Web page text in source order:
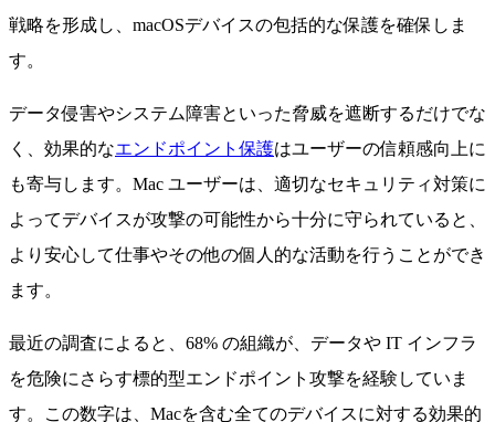
戦略を形成し、macOSデバイスの包括的な保護を確保しま
す。
データ侵害やシステム障害といった脅威を遮断するだけでな
く、効果的なエンドポイント保護はユーザーの信頼感向上に
も寄与します。Mac ユーザーは、適切なセキュリティ対策に
よってデバイスが攻撃の可能性から十分に守られていると、
より安心して仕事やその他の個人的な活動を行うことができ
ます。
最近の調査によると、68% の組織が、データや IT インフラ
を危険にさらす標的型エンドポイント攻撃を経験していま
す。この数字は、Macを含む全てのデバイスに対する効果的